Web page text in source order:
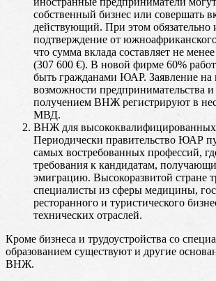
собственный бизнес или совершать
действующий. При этом обязательно
подтверждение от южноафриканского
что сумма вклада составляет не
(307 600 €). В новой фирме 60%
быть гражданами ЮАР. Заявление на
возможности предпринимательства
получением ВНЖ регистрируют в
МВД.
ВНЖ для высококвалифицированных
Периодически правительство ЮАР
самых востребованных профессий,
требования к кандидатам,
эмиграцию. Высокоразвитой стране
специалисты из сферы медицины,
ресторанного и туристического
технических отраслей.
Кроме бизнеса и трудоустройства со
образованием существуют и другие
ВНЖ.